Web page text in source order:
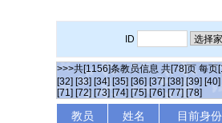
ID
>>>共[1156]条教员信息 共[78]页 每页
[32] [33] [34] [35] [36] [37] [38] [39] [40]
[71] [72] [73] [74] [75] [76] [77] [78]
教员
姓名
目前身份